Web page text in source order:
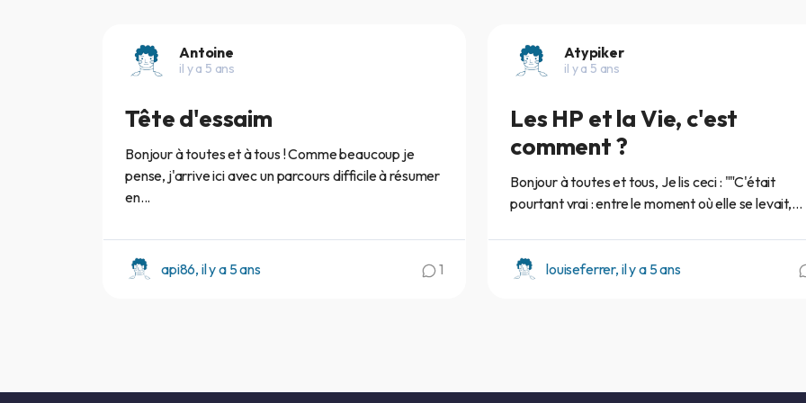
Antoine
il y a 5 ans
Tête d'essaim
Bonjour à toutes et à tous ! Comme beaucoup je
pense, j'arrive ici avec un parcours difficile à résumer
en...
api86, il y a 5 ans 1
Atypiker
il y a 5 ans
Les HP et la Vie, c'est
comment ?
Bonjour à toutes et tous, Je lis ceci : ""C'était
pourtant vrai : entre le moment où elle se levait,...
louiseferrer, il y a 5 ans